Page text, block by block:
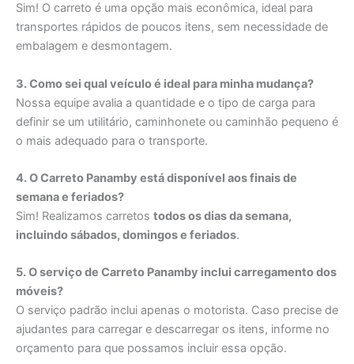
Sim! O carreto é uma opção mais econômica, ideal para
transportes rápidos de poucos itens, sem necessidade de
embalagem e desmontagem.
3. Como sei qual veículo é ideal para minha mudança?
Nossa equipe avalia a quantidade e o tipo de carga para
definir se um utilitário, caminhonete ou caminhão pequeno é
o mais adequado para o transporte.
4. O Carreto Panamby está disponível aos finais de
semana e feriados?
Sim! Realizamos carretos todos os dias da semana,
incluindo sábados, domingos e feriados.
5. O serviço de Carreto Panamby inclui carregamento dos
móveis?
O serviço padrão inclui apenas o motorista. Caso precise de
ajudantes para carregar e descarregar os itens, informe no
orçamento para que possamos incluir essa opção.